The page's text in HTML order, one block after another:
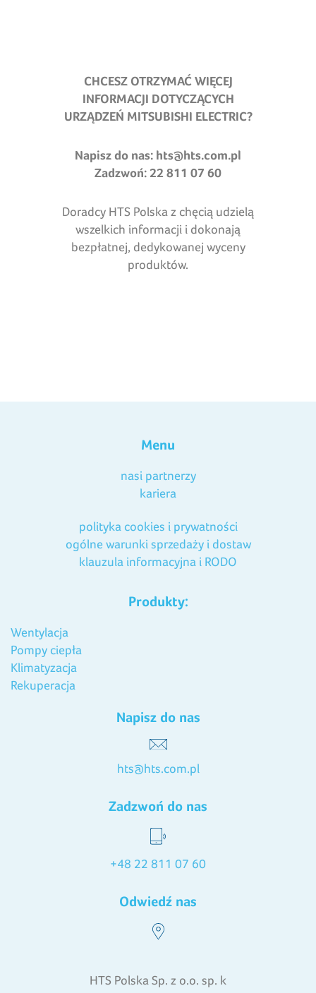
CHCESZ OTRZYMAĆ WIĘCEJ
INFORMACJI DOTYCZĄCYCH
URZĄDZEŃ MITSUBISHI ELECTRIC?
Napisz do nas: hts@hts.com.pl
Zadzwoń: 22 811 07 60
Doradcy HTS Polska z chęcią udzielą
wszelkich informacji i dokonają
bezpłatnej, dedykowanej wyceny
produktów.
Menu
nasi partnerzy
kariera
polityka cookies i prywatności
ogólne warunki sprzedaży i dostaw
klauzula informacyjna i RODO
Produkty:
Wentylacja
Pompy ciepła
Klimatyzacja
Rekuperacja
Napisz do nas
hts@hts.com.pl
Zadzwoń do nas
+48 22 811 07 60
Odwiedź nas
HTS Polska Sp. z o.o. sp. k